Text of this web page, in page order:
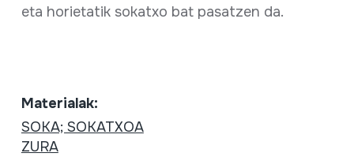
eta horietatik sokatxo bat pasatzen da.
Materialak:
SOKA; SOKATXOA
ZURA